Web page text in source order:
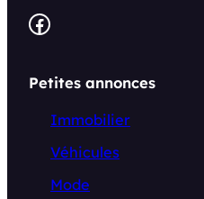
Facebook
Petites annonces
Immobilier
Véhicules
Mode